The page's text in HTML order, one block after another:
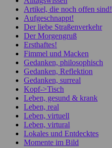
Artikel, die noch offen sind!
Aufgeschnappt!
Der liebe Straßenverkehr
Der Morgengruß
Ersthaftes!
Fimmel und Macken
Gedanken, philosophisch
Gedanken, Reflektion
Gedanken, surreal
Kopf->Tisch
Leben, gesund & krank
Leben, real
Leben, virtuell
Leben, virtural
Lokales und Entdecktes
Momente im Bild